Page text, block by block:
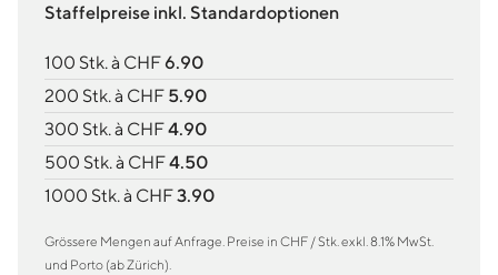
Staffelpreise inkl. Standardoptionen
100 Stk. à CHF6.90
200 Stk. à CHF 5.90
300 Stk. à CHF4.90
500 Stk. à CHF4.50
1000 Stk. à CHF3.90
Grössere Mengen auf Anfrage. Preise in CHF / Stk. exkl. 8.1% MwSt.
und Porto (ab Zürich).